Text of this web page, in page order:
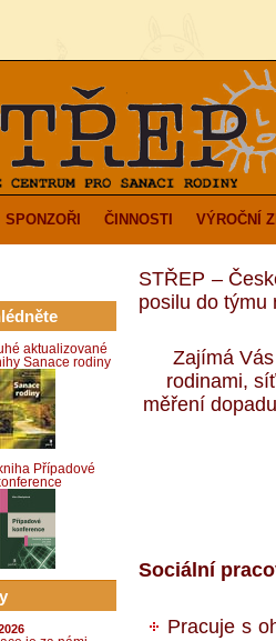
SPONZOŘI ČINNOSTI VÝROČNÍ
aktualizované
Sanace rodiny
Případové
STŘEP –
posilu do týmu
Zajímá
rodinami,
měření
Sociální
Pracuje s